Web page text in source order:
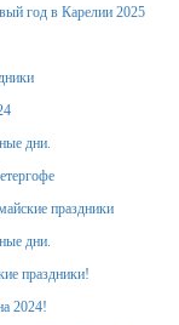
год в Карелии 2025
дни.
праздники
дни.
праздники!
2024!